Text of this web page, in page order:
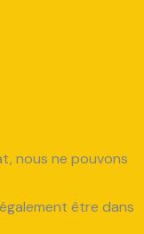
nous ne pouvons
être dans